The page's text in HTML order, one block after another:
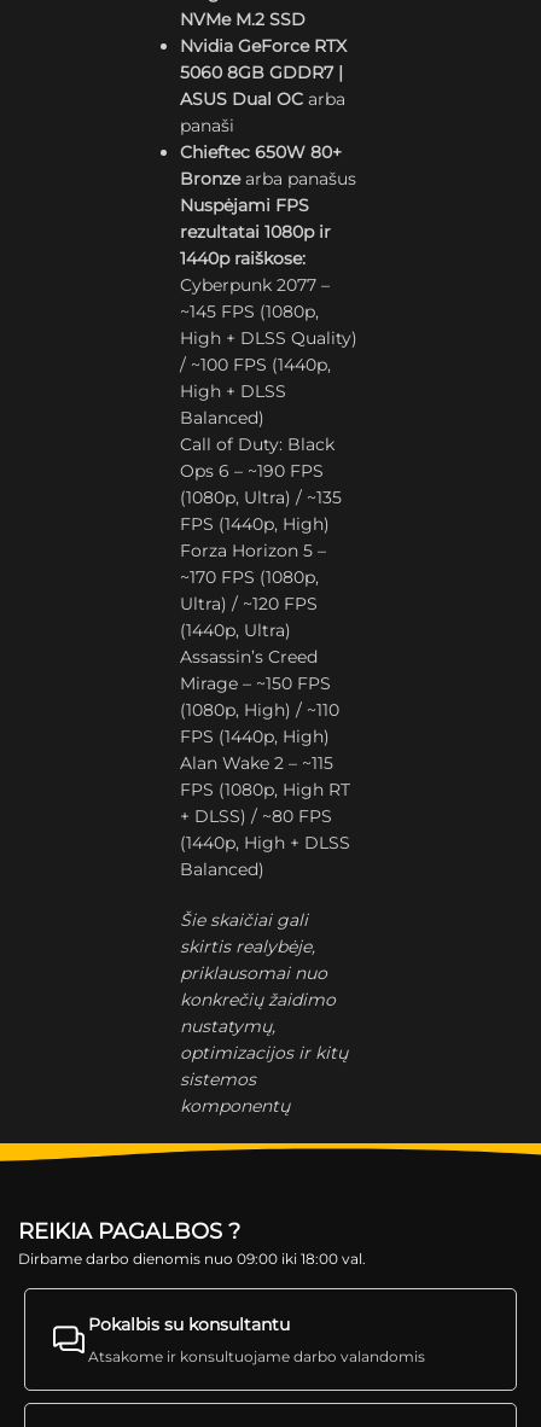
NVMe M.2 SSD
Nvidia GeForce RTX
5060 8GB GDDR7 |
ASUS Dual OC arba
panaši
Chieftec 650W 80+
Bronzearba panašus
Nuspėjami FPS
rezultatai 1080p ir
1440p raiškose:
Cyberpunk 2077 –
~145 FPS (1080p,
High + DLSS Quality)
/ ~100 FPS (1440p,
High + DLSS
Balanced)
Call of Duty: Black
Ops 6 – ~190 FPS
(1080p, Ultra) / ~135
FPS (1440p, High)
Forza Horizon 5 –
~170 FPS (1080p,
Ultra) / ~120 FPS
(1440p, Ultra)
Assassin’s Creed
Mirage – ~150 FPS
(1080p, High) / ~110
FPS (1440p, High)
Alan Wake 2 – ~115
FPS (1080p, High RT
+ DLSS) / ~80 FPS
(1440p, High + DLSS
Balanced)
Šie skaičiai gali
skirtis realybėje,
priklausomai nuo
konkrečių žaidimo
nustatymų,
optimizacijos ir kitų
sistemos
komponentų
REIKIA PAGALBOS ?
Dirbame darbo dienomis nuo 09:00 iki 18:00 val.
Pokalbis su konsultantu
Atsakome ir konsultuojame darbo valandomis